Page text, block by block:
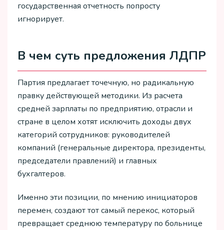
государственная отчетность попросту
игнорирует.
В чем суть предложения ЛДПР
Партия предлагает точечную, но радикальную
правку действующей методики. Из расчета
средней зарплаты по предприятию, отрасли и
стране в целом хотят исключить доходы двух
категорий сотрудников: руководителей
компаний (генеральные директора, президенты,
председатели правлений) и главных
бухгалтеров.
Именно эти позиции, по мнению инициаторов
перемен, создают тот самый перекос, который
превращает среднюю температуру по больнице